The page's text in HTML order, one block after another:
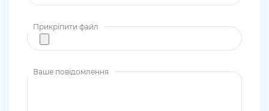
Прикріпити файл
Ваше повідомлення